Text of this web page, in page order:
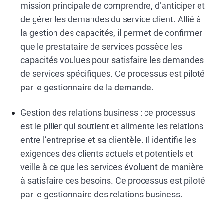
mission principale de comprendre, d’anticiper et
de gérer les demandes du service client. Allié à
la gestion des capacités, il permet de confirmer
que le prestataire de services possède les
capacités voulues pour satisfaire les demandes
de services spécifiques. Ce processus est piloté
par le gestionnaire de la demande.
Gestion des relations business : ce processus
est le pilier qui soutient et alimente les relations
entre l’entreprise et sa clientèle. Il identifie les
exigences des clients actuels et potentiels et
veille à ce que les services évoluent de manière
à satisfaire ces besoins. Ce processus est piloté
par le gestionnaire des relations business.